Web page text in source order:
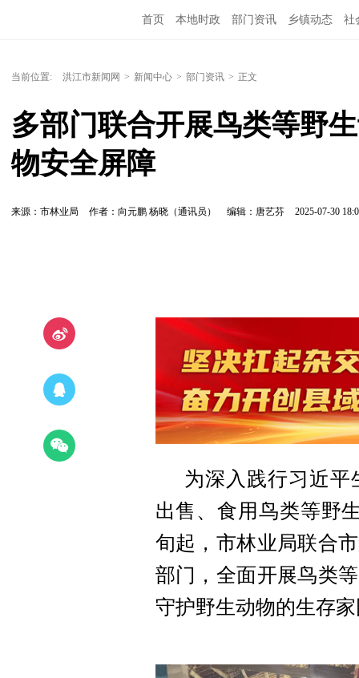
首页 本地时政 部门资讯 乡镇动态 社
当前位置: 洪江市新闻网 > 新闻中心 > 部门资讯 > 正文
多部门联合开展鸟类等野
物安全屏障
来源：市林业局 作者：向元鹏 杨晓（通讯员） 编辑：唐艺芬 2025-07-30
为深入践行习近
出售、食用鸟类等野
旬起，市林业局联合
部门，全面开展鸟类
守护野生动物的生存